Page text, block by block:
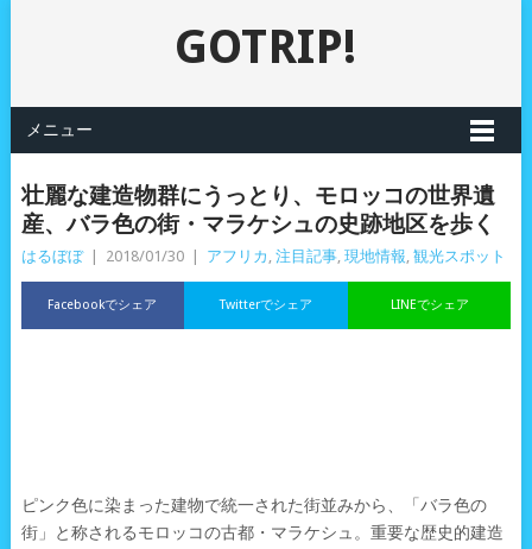
GOTRIP!
メニュー
壮麗な建造物群にうっとり、モロッコの世界遺
産、バラ色の街・マラケシュの史跡地区を歩く
はるぼぼ 2018/01/30 アフリカ , 注目記事, 現地情報, 観光スポット
Facebookでシェア LINEでシェア
Twitterでシェア
ピンク色に染まった建物で統一された街並みから、「バラ色の
街」と称されるモロッコの古都・マラケシュ。重要な歴史的建造